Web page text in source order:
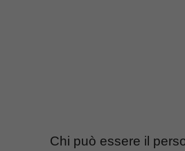
Chi può essere il